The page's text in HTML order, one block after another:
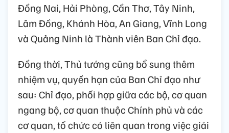
Đồng Nai, Hải Phòng, Cần Thơ, Tây Ninh,
Lâm Đồng, Khánh Hòa, An Giang, Vĩnh Long
và Quảng Ninh là Thành viên Ban Chỉ đạo.
Đồng thời, Thủ tướng cũng bổ sung thêm
nhiệm vụ, quyền hạn của Ban Chỉ đạo như
sau: Chỉ đạo, phối hợp giữa các bộ, cơ quan
ngang bộ, cơ quan thuộc Chính phủ và các
cơ quan, tổ chức có liên quan trong việc giải